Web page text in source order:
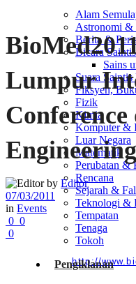
Alam
Astronomi &
Berita &
Bicara Saintis
Sains
Suara
Fiksyen,
Fizik
Kimia
Komputer &
Luar Negara
Matematik
Perubatan &
Rencana
Sejarah &
Teknologi &
Tempatan
Tenaga
Tokoh
Pengiklanan
Lumpur
Engineering
by Editor
07/03/2011
in Events
0 0
0
http://